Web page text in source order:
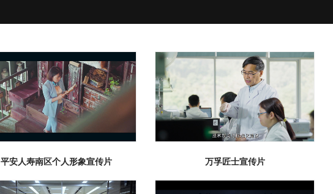
生物医疗、美容美妆类
团队、个人形象类
MG动画
3D动画
微电影 、短视频类
其他类
平安人寿南区个人形象宣传片 万孚匠士宣传片